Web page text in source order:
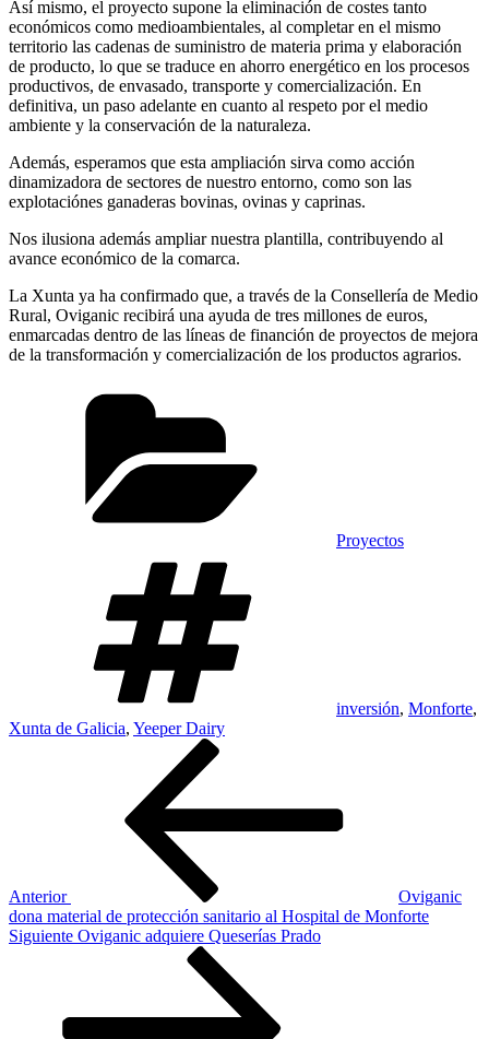
Así mismo, el proyecto supone la eliminación de costes tanto
económicos como medioambientales, al completar en el mismo
territorio las cadenas de suministro de materia prima y elaboración
de producto, lo que se traduce en ahorro energético en los procesos
productivos, de envasado, transporte y comercialización. En
definitiva, un paso adelante en cuanto al respeto por el medio
ambiente y la conservación de la naturaleza.
Además, esperamos que esta ampliación sirva como acción
dinamizadora de sectores de nuestro entorno, como son las
explotaciónes ganaderas bovinas, ovinas y caprinas.
Nos ilusiona además ampliar nuestra plantilla, contribuyendo al
avance económico de la comarca.
La Xunta ya ha confirmado que, a través de la Consellería de Medio
Rural, Oviganic recibirá una ayuda de tres millones de euros,
enmarcadas dentro de las líneas de financión de proyectos de mejora
de la transformación y comercialización de los productos agrarios.
Proyectos
inversión, Monforte,
Xunta de Galicia, Yeeper Dairy
Anterior
Oviganic
dona material de protección sanitario al Hospital de Monforte
Siguiente
Siguiente Oviganic adquiere Queserías Prado